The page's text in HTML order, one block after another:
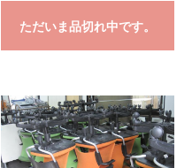
ただいま品切れ中です。